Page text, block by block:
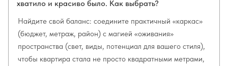
хватило и красиво было. Как выбрать?
Найдите свой баланс: соедините практичный «каркас»
(бюджет, метраж, район) с магией «оживания»
пространства (свет, виды, потенциал для вашего стиля),
чтобы квартира стала не просто квадратными метрами,